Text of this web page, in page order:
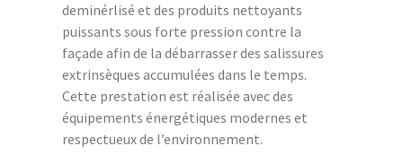
deminérlisé et des produits nettoyants
puissants sous forte pression contre la
façade afin de la débarrasser des salissures
extrinsèques accumulées dans le temps.
Cette prestation est réalisée avec des
équipements énergétiques modernes et
respectueux de l’environnement.